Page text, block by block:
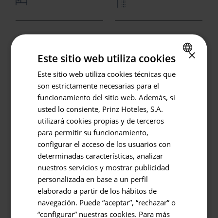
Retour à
Hôtel ou destination
Prinsotel Mal Pas - Adults Only
Entrée / Sortie
07.08.2026 - 08.08.2026
Occupation
2 personnes
Chambre avec lit king
size (2 m x 2 m)
attenante avec
douche italienne à
effet de pluie
Balcon Kit de repassage
SPANISH
×
Este sitio web utiliza cookies
Este sitio web utiliza cookies técnicas que
son estrictamente necesarias para el
funcionamiento del sitio web. Además, si
usted lo consiente, Prinz Hoteles, S.A.
utilizará cookies propias y de terceros
para permitir su funcionamiento,
configurar el acceso de los usuarios con
determinadas características, analizar
nuestros servicios y mostrar publicidad
personalizada en base a un perfil
elaborado a partir de los hábitos de
navegación. Puede “aceptar”, “rechazar” o
“configurar” nuestras cookies. Para más